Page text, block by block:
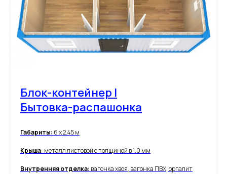
Блок-контейнер |
Бытовка-распашонка
Габариты: 6 х 2.45 м
Крыша: металл листовой с толщиной в 1.0 мм
Внутренняя отделка: вагонка хвоя, вагонка ПВХ, оргалит